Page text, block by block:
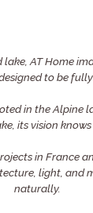
AT Home
to be
in the Alpine
its vision
in France
light, and
naturally.